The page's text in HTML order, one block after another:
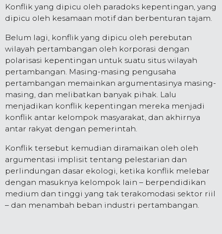
Konflik yang dipicu oleh paradoks kepentingan, yang
dipicu oleh kesamaan motif dan berbenturan tajam.
Belum lagi, konflik yang dipicu oleh perebutan
wilayah pertambangan oleh korporasi dengan
polarisasi kepentingan untuk suatu situs wilayah
pertambangan. Masing-masing pengusaha
pertambangan memainkan argumentasinya masing-
masing, dan melibatkan banyak pihak. Lalu
menjadikan konflik kepentingan mereka menjadi
konflik antar kelompok masyarakat, dan akhirnya
antar rakyat dengan pemerintah.
Konflik tersebut kemudian diramaikan oleh oleh
argumentasi implisit tentang pelestarian dan
perlindungan dasar ekologi, ketika konflik melebar
dengan masuknya kelompok lain – berpendidikan
medium dan tinggi yang tak terakomodasi sektor riil
– dan menambah beban industri pertambangan.